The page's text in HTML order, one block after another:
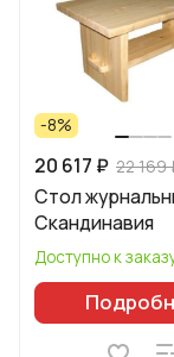
-8%
20 617 ₽ 22 169
Стол
Скандинавия
Доступно к